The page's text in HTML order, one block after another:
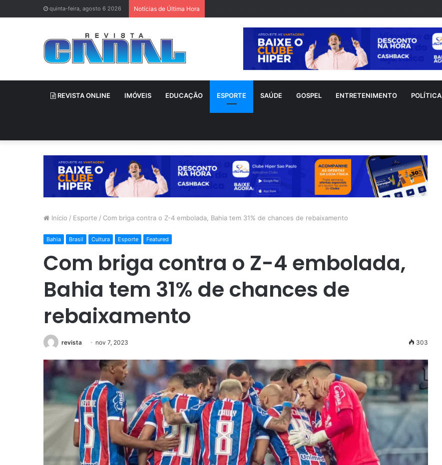
quinta-feira, agosto 6 2026 Notícias de Última Hora
REVISTA ONLINE IMÓVEIS EDUCAÇÃO ESPORTE SAÚDE GOSPEL ENTRETENIMENTO POLÍTICA
Início / Esporte / Com briga contra o Z-4 embolada, Bahia tem 31% de chances de rebaixamento
Bahia Brasil Cultura Esporte Featured
Com briga contra o Z-4 embolada,
Bahia tem 31% de chances de
rebaixamento
revista nov 7, 2023 303